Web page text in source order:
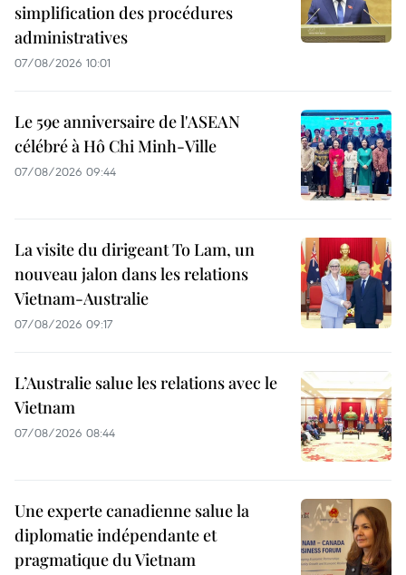
simplification des procédures
administratives
07/08/2026 10:01
Le 59e anniversaire de l'ASEAN
célébré à Hô Chi Minh-Ville
07/08/2026 09:44
La visite du dirigeant To Lam, un
nouveau jalon dans les relations
Vietnam-Australie
07/08/2026 09:17
L’Australie salue les relations avec le
Vietnam
07/08/2026 08:44
Une experte canadienne salue la
diplomatie indépendante et
pragmatique du Vietnam